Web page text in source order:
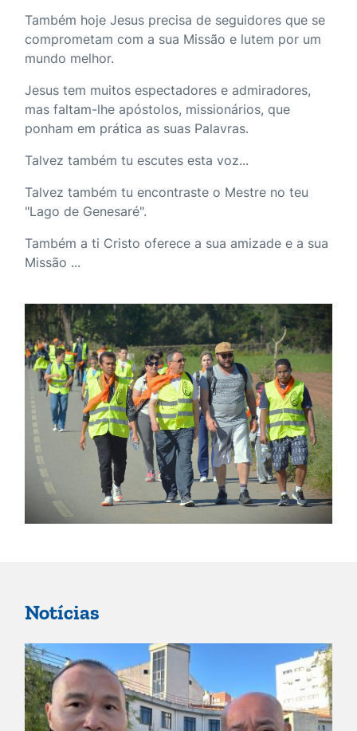
Também hoje Jesus precisa de seguidores que se
comprometam com a sua Missão e lutem por um
mundo melhor.
Jesus tem muitos espectadores e admiradores,
mas faltam-lhe apóstolos, missionários, que
ponham em prática as suas Palavras.
Talvez também tu escutes esta voz...
Talvez também tu encontraste o Mestre no teu
"Lago de Genesaré".
Também a ti Cristo oferece a sua amizade e a sua
Missão ...
Notícias